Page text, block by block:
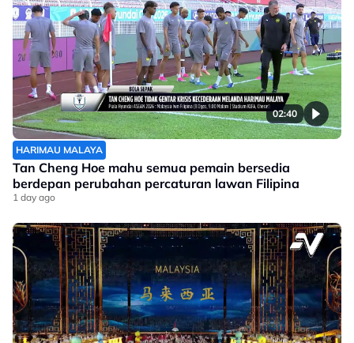
02:40
HARIMAU MALAYA
Tan Cheng Hoe mahu semua pemain bersedia
berdepan perubahan percaturan lawan Filipina
1 day ago